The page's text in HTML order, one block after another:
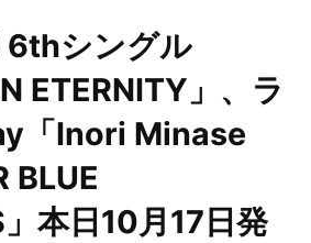
6thシングル
ETERNITY」、ラ
「Inori Minase
BLUE
本日10月17日発